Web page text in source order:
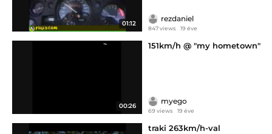
01:12
rezdaniel
847 views 19 éve
00:26
151km/h @ "my hometown"
myego
69 views 19 éve
traki 263km/h-val